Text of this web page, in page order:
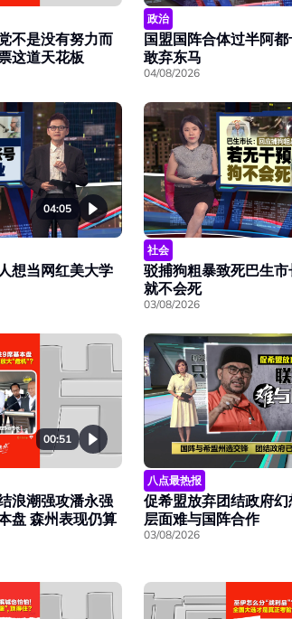
不是没有努力而
这道天花板
政治
国盟国阵合体过半阿
敢弃东马
04/08/2026
04:05
想当网红美大学
社会
驳捕狗粗暴致死巴生
就不会死
03/08/2026
00:51
浪潮强攻潘永强
盘 森州表现仍算
八点最热报
促希盟放弃团结政府
层面难与国阵合作
03/08/2026